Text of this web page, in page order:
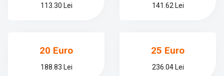
113.30 Lei 141.62 Lei
20 Euro
188.83 Lei
25 Euro
236.04 Lei